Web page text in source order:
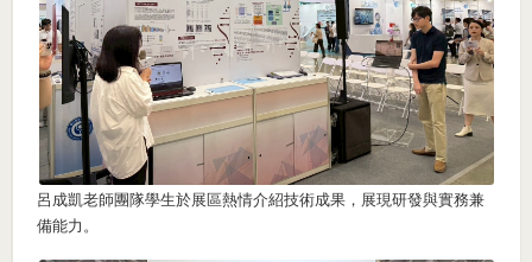
呂成凱老師團隊學生於展區熱情介紹技術成果，展現研發與實務兼
備能力。